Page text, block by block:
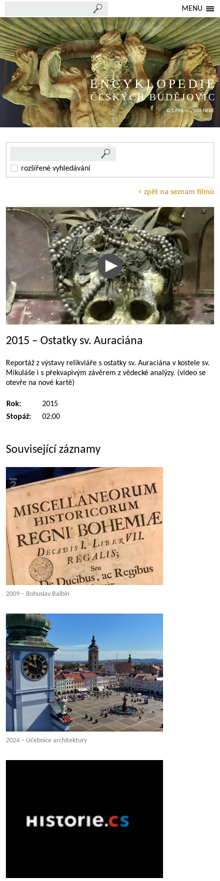
MENU
ENCYKLOPEDIE
ČESKÝCH BUDĚJOVIC
© 1998 — 2026 NEBE
rozšířené vyhledávání
< zpět na seznam filmů
2015 – Ostatky sv. Auraciána
Reportáž z výstavy relikviáře s ostatky sv. Auraciána v kostele sv.
Mikuláše i s překvapivým závěrem z vědecké analýzy. (video se
otevře na nové kartě)
Rok:
2015
Stopáž:
02:00
Související záznamy
2009 – Bohuslav Balbín
2024 – Učebnice architektury